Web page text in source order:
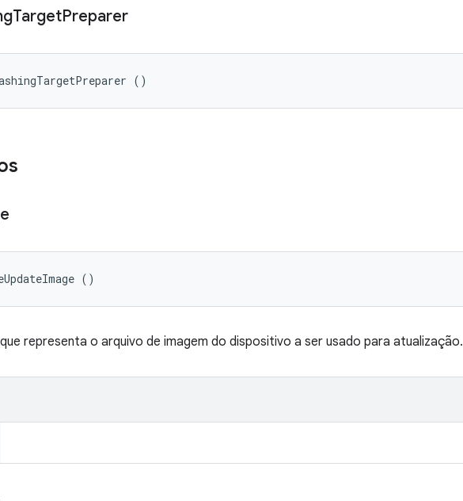
TargetPreparer
()
()
que representa o arquivo de imagem do dispositivo a ser usado para atualização.